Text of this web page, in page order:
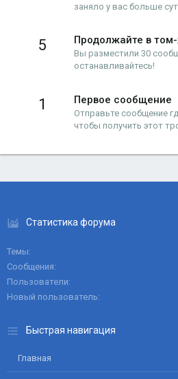
заняло у вас больше
5 Продолжайте в
Вы разместили 30
останавливайтесь!
1 Первое сообщение
Отправьте сообщение
чтобы получить этот
Статистика форума
Темы
Сообщения
Пользователи
Новый пользователь
Быстрая навигация
Главная